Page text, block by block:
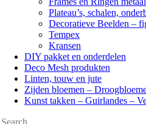
Plateau’s, schalen,
Decoratieve Beelden –
Tempex
Kransen
DIY pakket en onderdelen
Deco Mesh produkten
Linten, touw en jute
Zijden bloemen –
Kunst takken – Guirlandes –